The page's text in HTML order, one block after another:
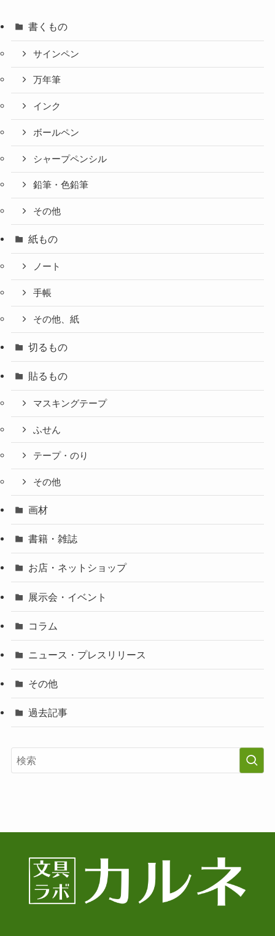
書くもの
サインペン
万年筆
インク
ボールペン
シャープペンシル
鉛筆・色鉛筆
その他
紙もの
ノート
手帳
その他、紙
切るもの
貼るもの
マスキングテープ
ふせん
テープ・のり
その他
画材
書籍・雑誌
お店・ネットショップ
展示会・イベント
コラム
ニュース・プレスリリース
その他
過去記事